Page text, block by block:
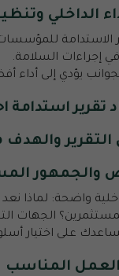
الداخلي
الاستدامة
إجراءات السلامة.
يؤدي إلى أداء
تقرير استدامة
والهدف
والجمهور
واضحة: لماذا
الجهات
على اختيار
العمل المناسب